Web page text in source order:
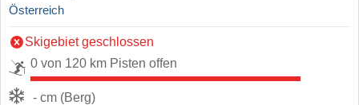
Österreich
Skigebiet geschlossen
0 von 120 km Pisten offen
- cm (Berg)